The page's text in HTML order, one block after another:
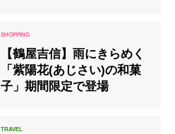
【鶴屋吉信】雨にきらめく
「紫陽花(あじさい)の和菓
子」期間限定で登場